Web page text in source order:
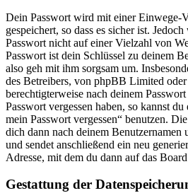
Dein Passwort wird mit einer Einwege-
gespeichert, so dass es sicher ist.
Passwort nicht auf einer Vielzahl von
Passwort ist dein Schlüssel zu deinem
also geh mit ihm sorgsam um.
des Betreibers, von phpBB Limited
berechtigterweise nach deinem
Passwort vergessen haben, so kannst
mein Passwort vergessen“ benutzen.
dich dann nach deinem
und sendet anschließend ein neu
Adresse, mit dem du dann auf das
Gestattung der